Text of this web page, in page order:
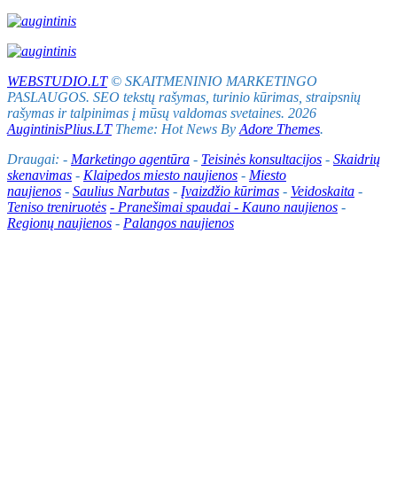
WEBSTUDIO.LT© SKAITMENINIO MARKETINGO
PASLAUGOS. SEO tekstų rašymas, turinio kūrimas, straipsnių
rašymas ir talpinimas į mūsų valdomas svetaines. 2026
AugintinisPlius.LTTheme: Hot News By Adore Themes.
Draugai: - Marketingo agentūra - Teisinės konsultacijos - Skaidrių
skenavimas - Klaipedos miesto naujienos - Miesto
naujienos - Saulius Narbutas - Įvaizdžio kūrimas - Veidoskaita -
Teniso treniruotės - Pranešimai spaudai - Kauno naujienos -
Regionų naujienos - Palangos naujienos